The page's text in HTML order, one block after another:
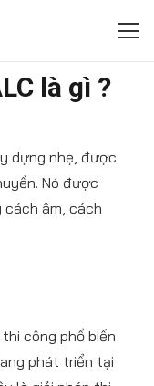
là gì ?
dựng nhẹ, được
Nó được
cách âm, cách
công phổ biến
phát triển tại